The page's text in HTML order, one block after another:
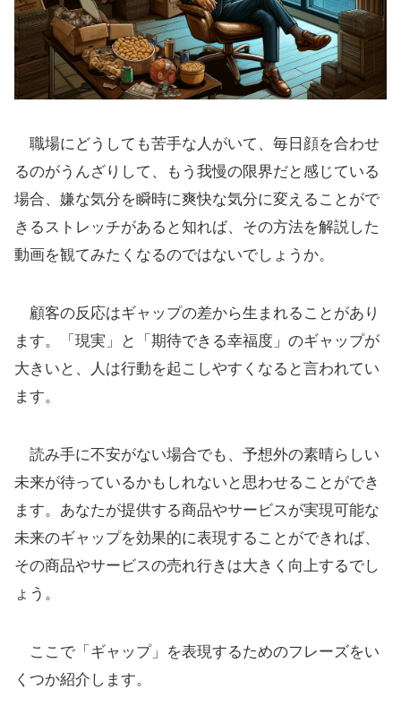
職場にどうしても苦手な人がいて、毎日顔を合わせ
るのがうんざりして、もう我慢の限界だと感じている
場合、嫌な気分を瞬時に爽快な気分に変えることがで
きるストレッチがあると知れば、その方法を解説した
動画を観てみたくなるのではないでしょうか。
顧客の反応はギャップの差から生まれることがあり
ます。「現実」と「期待できる幸福度」のギャップが
大きいと、人は行動を起こしやすくなると言われてい
ます。
読み手に不安がない場合でも、予想外の素晴らしい
未来が待っているかもしれないと思わせることができ
ます。あなたが提供する商品やサービスが実現可能な
未来のギャップを効果的に表現することができれば、
その商品やサービスの売れ行きは大きく向上するでし
ょう。
ここで「ギャップ」を表現するためのフレーズをい
くつか紹介します。